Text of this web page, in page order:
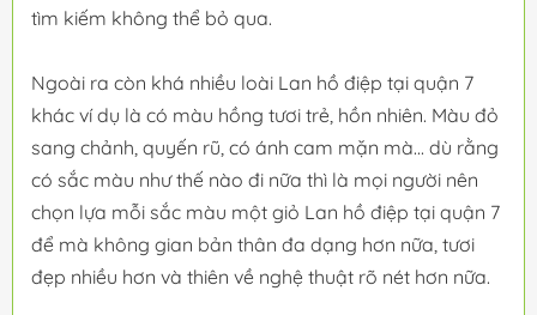
tìm kiếm không thể bỏ qua.
Ngoài ra còn khá nhiều loài Lan hồ điệp tại quận 7
khác ví dụ là có màu hồng tươi trẻ, hồn nhiên. Màu đỏ
sang chảnh, quyến rũ, có ánh cam mặn mà... dù rằng
có sắc màu như thế nào đi nữa thì là mọi người nên
chọn lựa mỗi sắc màu một giỏ Lan hồ điệp tại quận 7
để mà không gian bản thân đa dạng hơn nữa, tươi
đẹp nhiều hơn và thiên về nghệ thuật rõ nét hơn nữa.